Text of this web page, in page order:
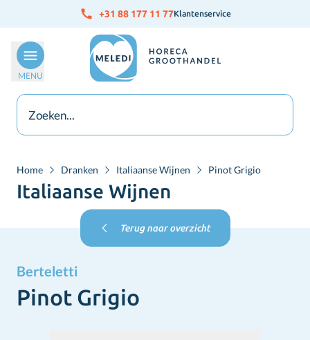
Ga naar de inhoud +31 88 177 11 77Klantenservice
MENU
Home Dranken Italiaanse Wijnen Pinot Grigio
Italiaanse Wijnen
Terug naar overzicht
Berteletti
Pinot Grigio